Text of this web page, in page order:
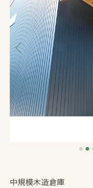
中規模木造倉庫